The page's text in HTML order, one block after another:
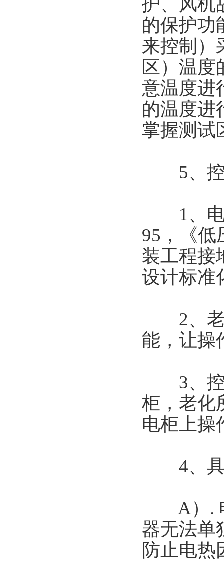
的保护功
来控制）
区）温
意温度进
的温度进
掌握测试
5、控
1、电
95，《低
装工程接
设计标准
2、老
能，让操
3、控
柜，老化
电柜上操
4、具
A）. 电
器无法单
防止电热